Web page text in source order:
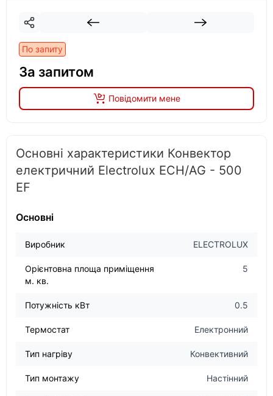
По запиту
За запитом
Повідомити мене
Основні характеристики Конвектор
електричний Electrolux ECH/AG - 500
EF
Основні
Виробник ELECTROLUX
Орієнтовна площа приміщення
м. кв.
5
Потужність кВт 0.5
Термостат Електронний
Тип нагріву Конвективний
Тип монтажу Настінний